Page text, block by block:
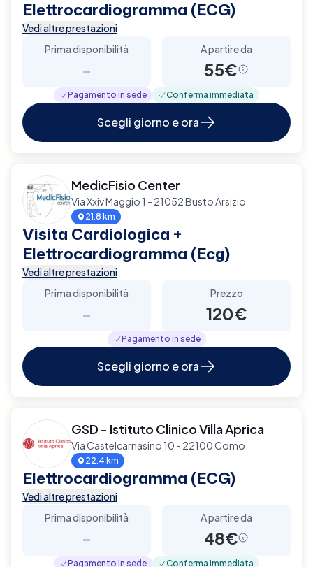
Elettrocardiogramma (ECG)
Vedi altre prestazioni
Prima disponibilità
-
A partire da
55€
Pagamento in sede Conferma immediata
Scegli giorno e ora
MedicFisio Center
Via Xxiv Maggio 1 - 21052 Busto Arsizio
21.8 km
Visita Cardiologica +
Elettrocardiogramma (Ecg)
Vedi altre prestazioni
Prima disponibilità
-
Prezzo
120€
Pagamento in sede
Scegli giorno e ora
GSD - Istituto Clinico Villa Aprica
Via Castelcarnasino 10 - 22100 Como
22.4 km
Elettrocardiogramma (ECG)
Vedi altre prestazioni
Prima disponibilità
-
A partire da
48€
Pagamento in sede Conferma immediata